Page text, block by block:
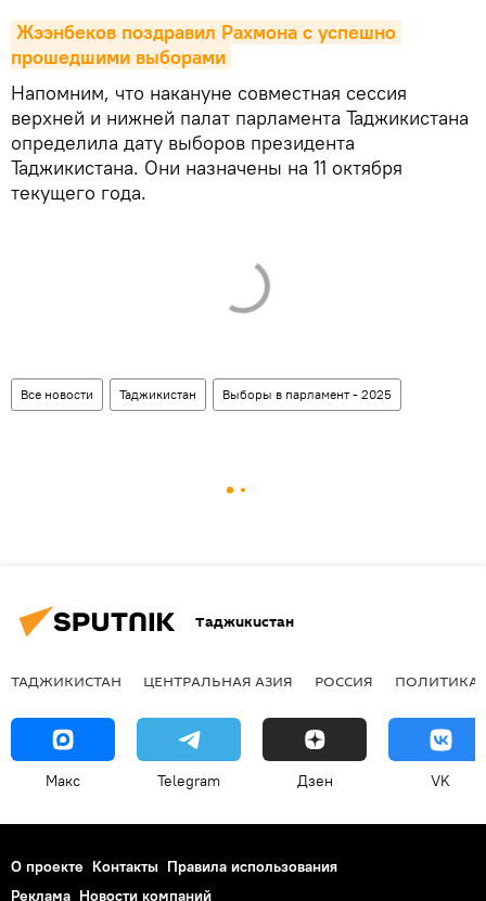
Жээнбеков поздравил Рахмона с успешно
прошедшими выборами
Напомним, что накануне совместная сессия
верхней и нижней палат парламента Таджикистана
определила дату выборов президента
Таджикистана. Они назначены на 11 октября
текущего года.
Все новости Таджикистан Выборы в парламент - 2025
Таджикистан
ТАДЖИКИСТАН ЦЕНТРАЛЬНАЯ АЗИЯ РОССИЯ ПОЛИТИКА
Макс Telegram Дзен VK
О проекте Контакты Правила использования
Реклама Новости компаний